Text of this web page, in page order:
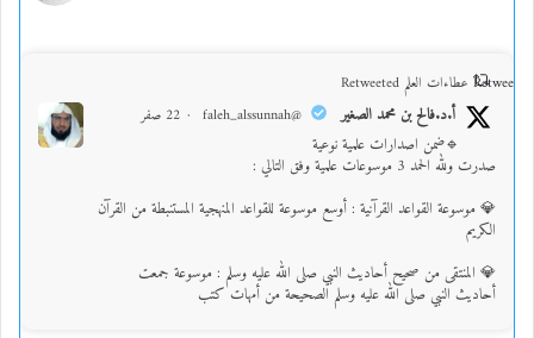
Retweet عطاءات العلم Retweeted
أ.د.فالح بن محمد الصغير @faleh_alssunnah
· 22 صفر
🔹ضمن اصدارات علمية نوعية
صدرت ولله الحمد 3 موسوعات علمية وفق التالي :
💎 موسوعة القواعد القرآنية : أوسع موسوعة للقواعد المنهجية المستنبطة من القرآن
الكريم
💎 المنتقى من صحيح أحاديث النبي صلى الله عليه وسلم : موسوعة جمعت
أحاديث النبي صلى الله عليه وسلم الصحيحة من أمهات كتب